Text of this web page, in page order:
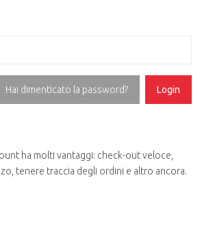
Login
Hai dimenticato la password?
ha molti vantaggi: check-out veloce,
tenere traccia degli ordini e altro ancora.